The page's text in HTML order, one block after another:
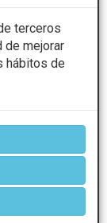
terceros
de mejorar
hábitos de